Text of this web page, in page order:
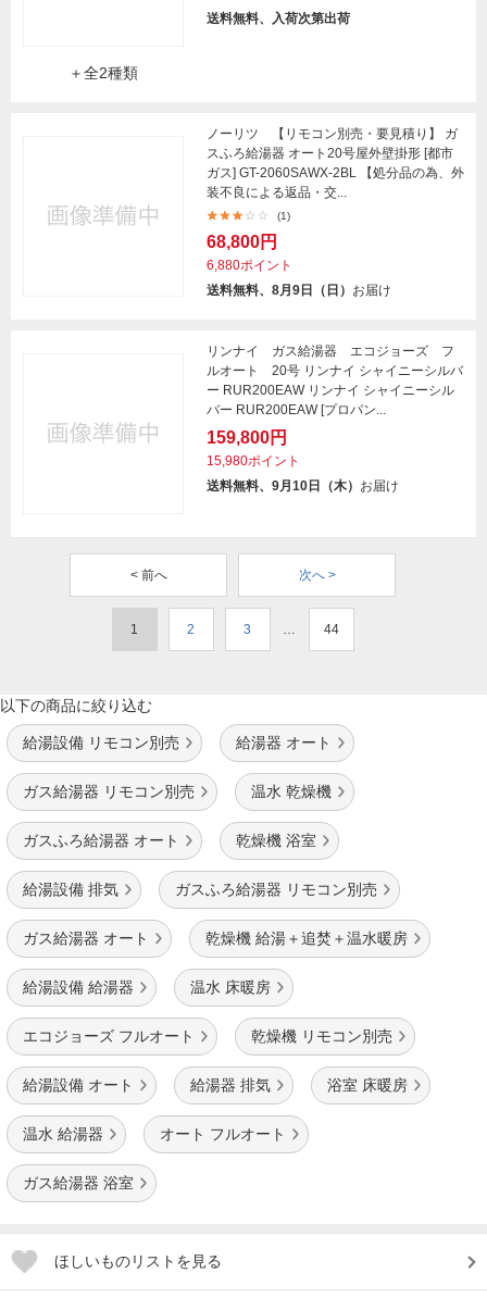
＋全2種類
送料無料、入荷次第出荷
ノーリツ 【リモコン別売・要見積り】 ガ
スふろ給湯器 オート20号屋外壁掛形 [都市
ガス] GT-2060SAWX-2BL 【処分品の為、外
装不良による返品・交...
(1)
68,800円
6,880ポイント
送料無料、8月9日（日） お届け
リンナイ ガス給湯器 エコジョーズ フ
ルオート 20号 リンナイ シャイニーシルバ
ー RUR200EAW リンナイ シャイニーシル
バー RUR200EAW [プロパン...
159,800円
15,980ポイント
送料無料、9月10日（木） お届け
< 前へ 次へ >
1 2 3 … 44
以下の商品に絞り込む
給湯設備 リモコン別売 給湯器 オート
ガス給湯器 リモコン別売 温水 乾燥機
ガスふろ給湯器 オート 乾燥機 浴室
給湯設備 排気 ガスふろ給湯器 リモコン別売
ガス給湯器 オート 乾燥機 給湯＋追焚＋温水暖房
給湯設備 給湯器 温水 床暖房
エコジョーズ フルオート 乾燥機 リモコン別売
給湯設備 オート 給湯器 排気 浴室 床暖房
温水 給湯器 オート フルオート
ガス給湯器 浴室
ほしいものリストを見る